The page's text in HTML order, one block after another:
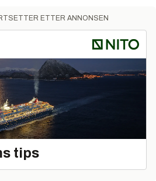
ETTER ANNONSEN
tips